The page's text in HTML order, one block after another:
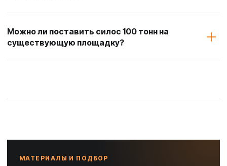
Можно ли поставить силос 100 тонн на
существующую площадку?
МАТЕРИАЛЫ И ПОДБОР